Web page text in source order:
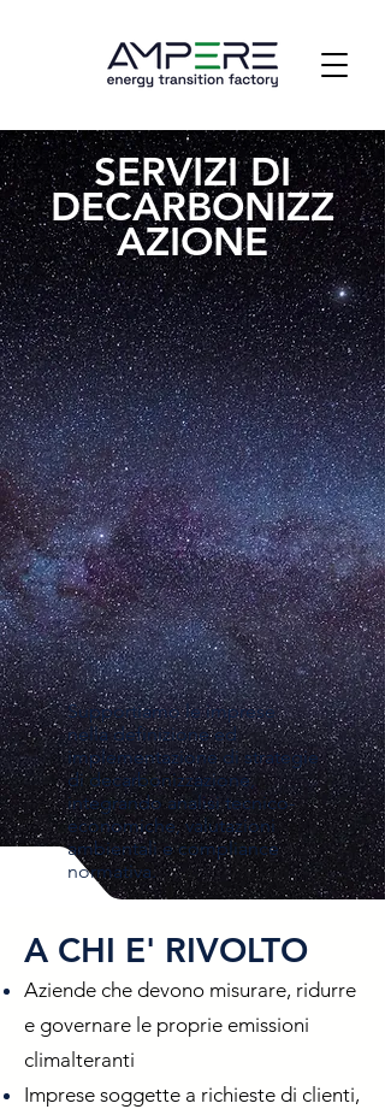
SERVIZI DI
DECARBONIZZ
AZIONE
Supportiamo le imprese
nella definizione ed
implementazione di strategie
di decarbonizzazione,
integrando analisi tecnico-
economiche, valutazioni
ambientali e compliance
normativa.
A CHI E' RIVOLTO
​Aziende che devono misurare, ridurre
e governare le proprie emissioni
climalteranti
Imprese soggette a richieste di clienti,